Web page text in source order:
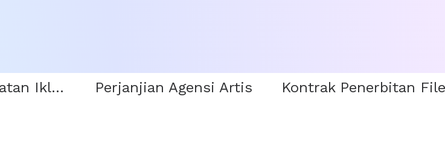
Kontrak Penempatan Iklan Perjanjian Agensi Artis